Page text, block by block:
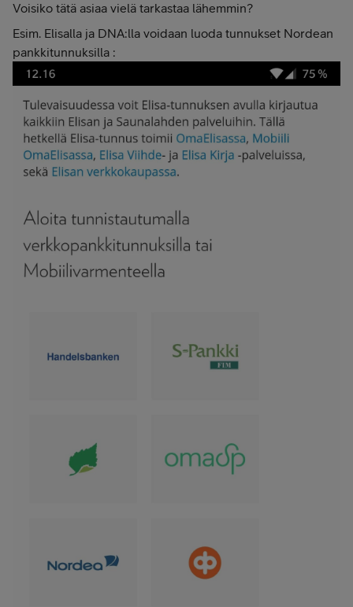
Voisiko tätä asiaa vielä tarkastaa lähemmin?
Esim. Elisalla ja DNA:lla voidaan luoda tunnukset Nordean
pankkitunnuksilla :